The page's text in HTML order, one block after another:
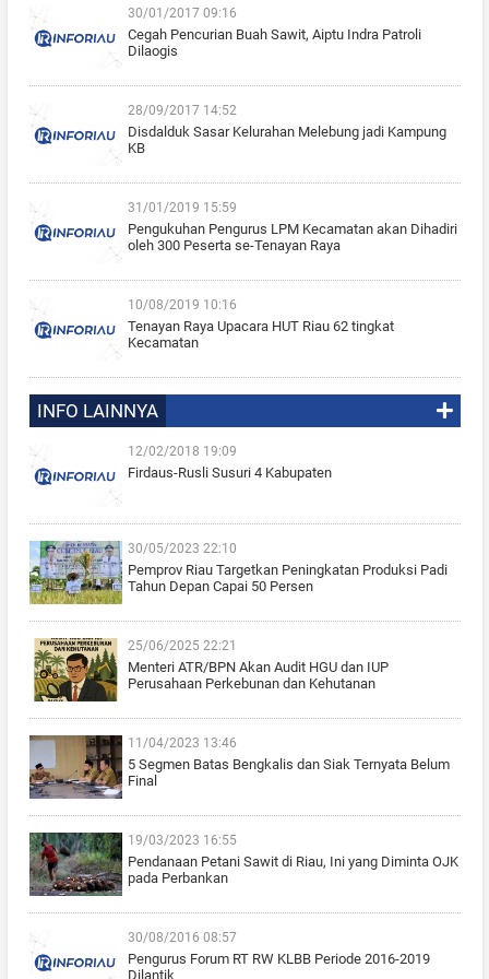
30/01/2017 09:16
Cegah Pencurian Buah Sawit, Aiptu Indra Patroli
Dilaogis
28/09/2017 14:52
Disdalduk Sasar Kelurahan Melebung jadi Kampung
KB
31/01/2019 15:59
Pengukuhan Pengurus LPM Kecamatan akan Dihadiri
oleh 300 Peserta se-Tenayan Raya
10/08/2019 10:16
Tenayan Raya Upacara HUT Riau 62 tingkat
Kecamatan
INFO LAINNYA
12/02/2018 19:09
Firdaus-Rusli Susuri 4 Kabupaten
30/05/2023 22:10
Pemprov Riau Targetkan Peningkatan Produksi Padi
Tahun Depan Capai 50 Persen
25/06/2025 22:21
Menteri ATR/BPN Akan Audit HGU dan IUP
Perusahaan Perkebunan dan Kehutanan
11/04/2023 13:46
5 Segmen Batas Bengkalis dan Siak Ternyata Belum
Final
19/03/2023 16:55
Pendanaan Petani Sawit di Riau, Ini yang Diminta OJK
pada Perbankan
30/08/2016 08:57
Pengurus Forum RT RW KLBB Periode 2016-2019
Dilantik